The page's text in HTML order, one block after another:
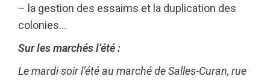
– la gestion des essaims et la duplication des
colonies…
Sur les marchés l’été :
Le mardi soir l’été au marché de Salles-Curan, rue